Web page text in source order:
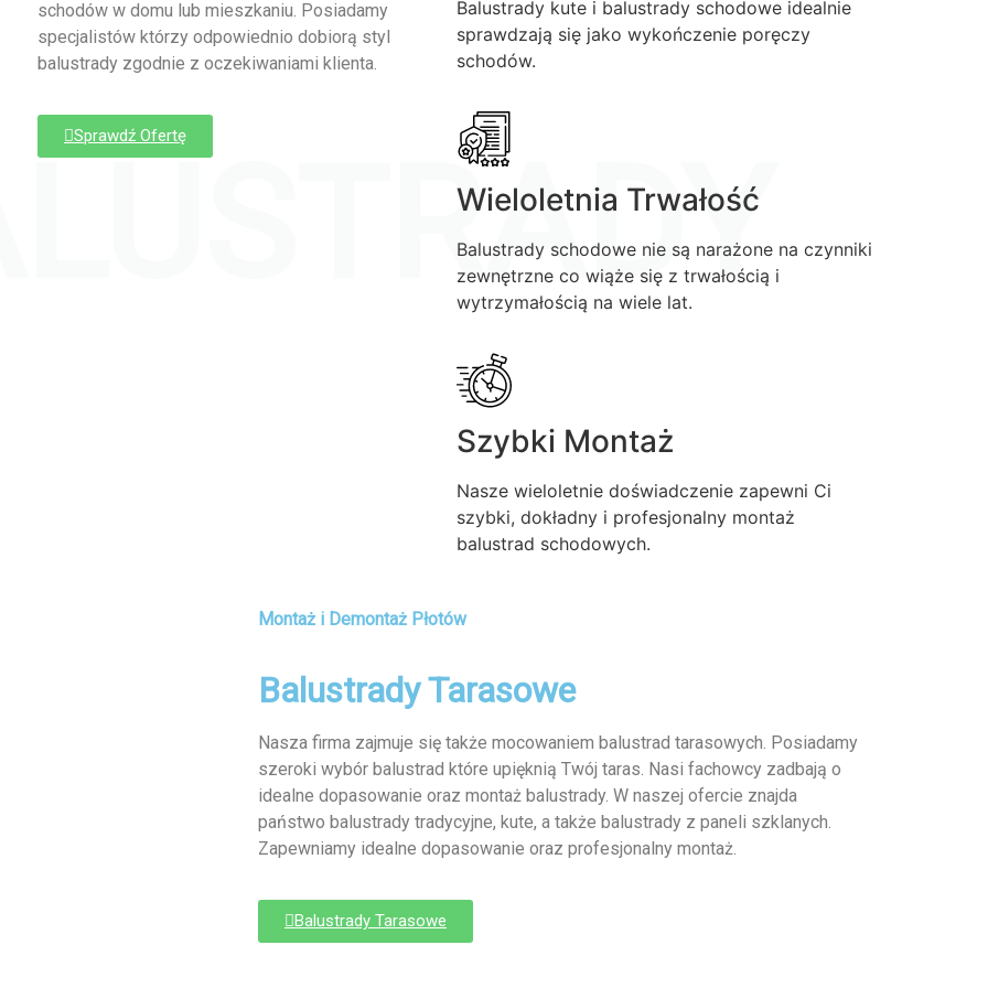
schodów w domu lub mieszkaniu. Posiadamy
specjalistów którzy odpowiednio dobiorą styl
balustrady zgodnie z oczekiwaniami klienta.
Sprawdź Ofertę
Balustrady kute i balustrady schodowe idealnie
sprawdzają się jako wykończenie poręczy
schodów.
Wieloletnia Trwałość
Balustrady schodowe nie są narażone na czynniki
zewnętrzne co wiąże się z trwałością i
wytrzymałością na wiele lat.
Szybki Montaż
Nasze wieloletnie doświadczenie zapewni Ci
szybki, dokładny i profesjonalny montaż
balustrad schodowych.
Montaż i Demontaż Płotów
Balustrady Tarasowe
Nasza firma zajmuje się także mocowaniem balustrad tarasowych. Posiadamy
szeroki wybór balustrad które upięknią Twój taras. Nasi fachowcy zadbają o
idealne dopasowanie oraz montaż balustrady. W naszej ofercie znajda
państwo balustrady tradycyjne, kute, a także balustrady z paneli szklanych.
Zapewniamy idealne dopasowanie oraz profesjonalny montaż.
Balustrady Tarasowe